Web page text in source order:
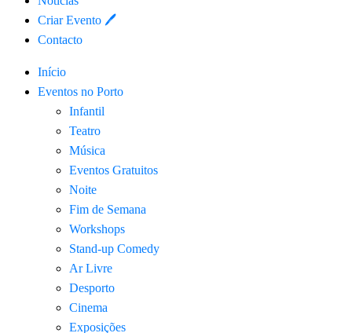
Criar Evento 🖊
Contacto
Início
Eventos no Porto
Infantil
Teatro
Música
Eventos Gratuitos
Noite
Fim de Semana
Workshops
Stand-up Comedy
Ar Livre
Desporto
Cinema
Exposições